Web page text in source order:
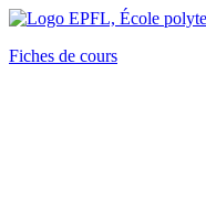
Fiches de cours